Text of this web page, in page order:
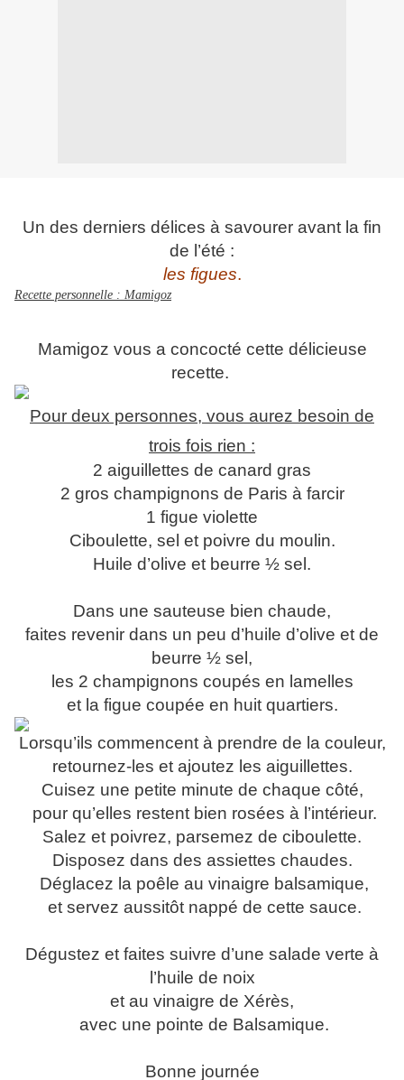
Un des derniers délices à savourer avant la fin
de l’été :
les figues.
Recette personnelle : Mamigoz
Mamigoz vous a concocté cette délicieuse
recette.
Pour deux personnes, vous aurez besoin de
trois fois rien :
2 aiguillettes de canard gras
2 gros champignons de Paris à farcir
1 figue violette
Ciboulette, sel et poivre du moulin.
Huile d’olive et beurre ½ sel.
Dans une sauteuse bien chaude,
faites revenir dans un peu d’huile d’olive et de
beurre ½ sel,
les 2 champignons coupés en lamelles
et la figue coupée en huit quartiers.
Lorsqu’ils commencent à prendre de la couleur,
retournez-les et ajoutez les aiguillettes.
Cuisez une petite minute de chaque côté,
pour qu’elles restent bien rosées à l’intérieur.
Salez et poivrez, parsemez de ciboulette.
Disposez dans des assiettes chaudes.
Déglacez la poêle au vinaigre balsamique,
et servez aussitôt nappé de cette sauce.
Dégustez et faites suivre d’une salade verte à
l’huile de noix
et au vinaigre de Xérès,
avec une pointe de Balsamique.
Bonne journée